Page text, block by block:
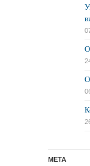
МЕТА